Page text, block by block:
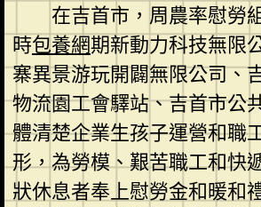
在吉首市，周農率慰勞
時包養網期新動力科技無限
寨異景游玩開闢無限公司、
物流園工會驛站、吉首市公
體清楚企業生孩子運營和職
形，為勞模、艱苦職工和快
狀休息者奉上慰勞金和暖和